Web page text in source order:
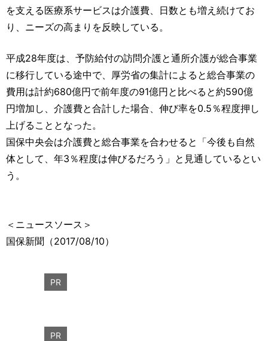
を支える医療系サービスは介護費、日数とも増え続けてお
り、ニーズの高まりを反映している。
平成28年度は、予防給付の訪問介護と通所介護が総合事業
に移行している途中で、厚労省の集計によると総合事業の
費用は計約680億円で前年度の91億円と比べると約590億
円増加し、介護費と合計した場合、伸び率を0.5％程度押し
上げることとなった。
国保中央会は介護費と総合事業を合わせると「今後も自然
体として、年3％程度は伸びるだろう」と見通しているとい
う。
＜ニュースソース＞
国保新聞（2017/08/10）
PR
PR